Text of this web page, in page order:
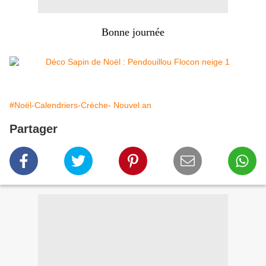
Bonne journée
#Noël-Calendriers-Crèche- Nouvel an
Partager